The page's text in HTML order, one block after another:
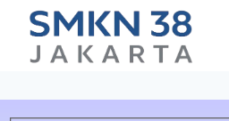
content